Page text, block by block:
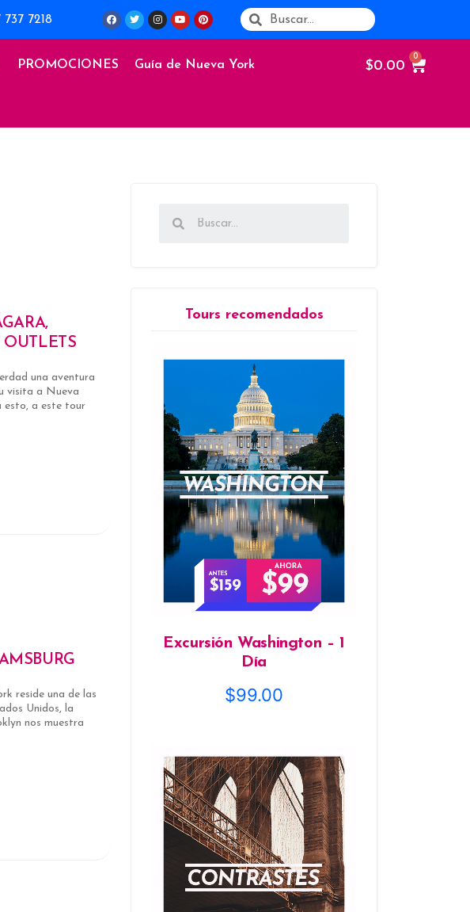
737 7218
PROMOCIONES Guía de Nueva York $0.00
OUTLETS
una aventura
visita a Nueva
esto, a este tour
reside una de las
Unidos, la
nos muestra
Tours recomendados
Excursión Washington – 1
Día
$99.00